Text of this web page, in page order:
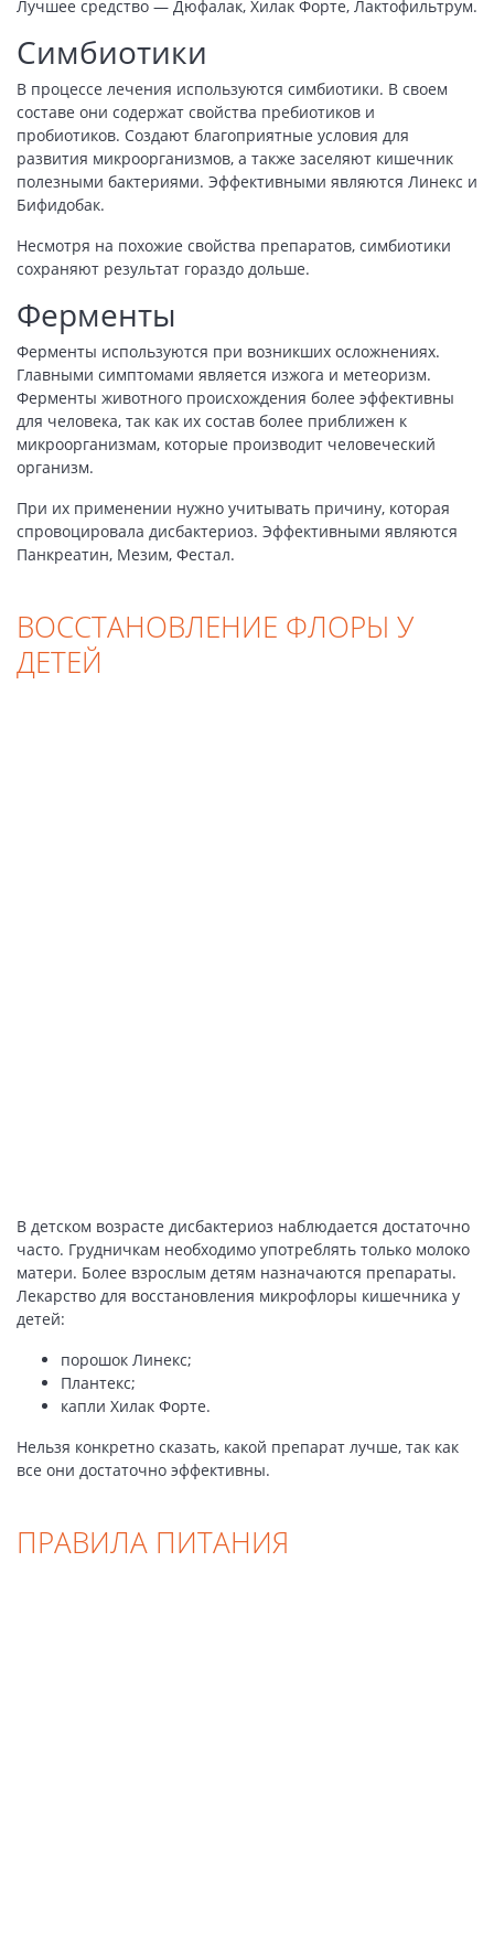
Лучшее средство — Дюфалак, Хилак Форте, Лактофильтрум.
Симбиотики
В процессе лечения используются симбиотики. В своем
составе они содержат свойства пребиотиков и
пробиотиков. Создают благоприятные условия для
развития микроорганизмов, а также заселяют кишечник
полезными бактериями. Эффективными являются Линекс и
Бифидобак.
Несмотря на похожие свойства препаратов, симбиотики
сохраняют результат гораздо дольше.
Ферменты
Ферменты используются при возникших осложнениях.
Главными симптомами является изжога и метеоризм.
Ферменты животного происхождения более эффективны
для человека, так как их состав более приближен к
микроорганизмам, которые производит человеческий
организм.
При их применении нужно учитывать причину, которая
спровоцировала дисбактериоз. Эффективными являются
Панкреатин, Мезим, Фестал.
ВОССТАНОВЛЕНИЕ ФЛОРЫ У
ДЕТЕЙ
В детском возрасте дисбактериоз наблюдается достаточно
часто. Грудничкам необходимо употреблять только молоко
матери. Более взрослым детям назначаются препараты.
Лекарство для восстановления микрофлоры кишечника у
детей:
порошок Линекс;
Плантекс;
капли Хилак Форте.
Нельзя конкретно сказать, какой препарат лучше, так как
все они достаточно эффективны.
ПРАВИЛА ПИТАНИЯ